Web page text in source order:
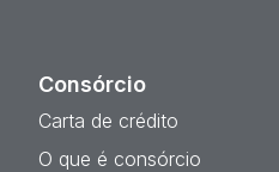
Consórcio
Carta de crédito
O que é consórcio